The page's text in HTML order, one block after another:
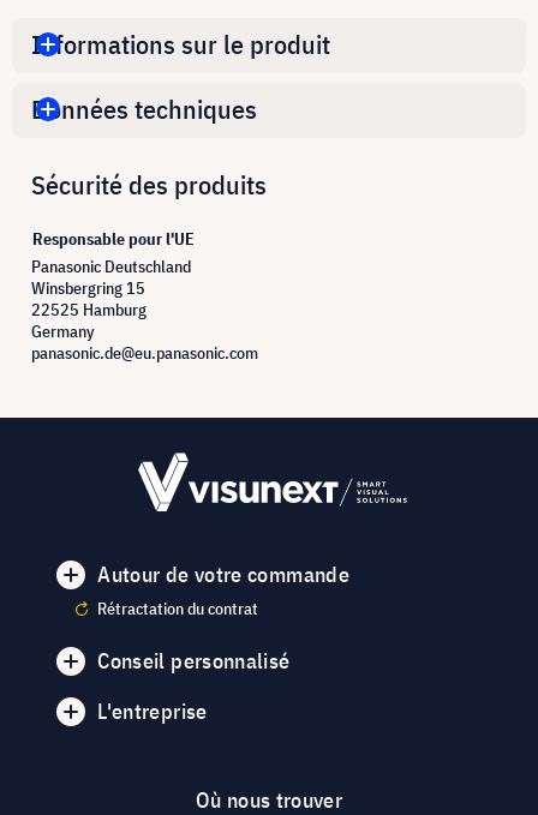
Informations sur le produit
Données techniques
Sécurité des produits
Responsable pour l'UE
Panasonic Deutschland
Winsbergring 15
22525 Hamburg
Germany
panasonic.de@eu.panasonic.com
Autour de votre commande
Rétractation du contrat
Conseil personnalisé
L'entreprise
Où nous trouver